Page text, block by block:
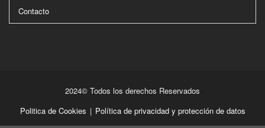
Contacto
2024© Todos los derechos Reservados
Politica de Cookies | Política de privacidad y protección de datos